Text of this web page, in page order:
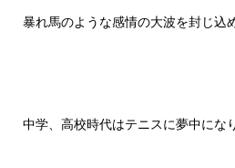
暴れ馬のような感情の大波を封じ込
中学、高校時代はテニスに夢中にな